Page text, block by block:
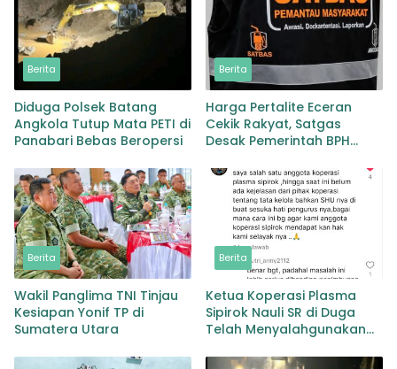
Berita
Diduga Polsek Batang
Angkola Tutup Mata PETI di
Panabari Bebas Beropersi
Berita
Harga Pertalite Eceran
Cekik Rakyat, Satgas
Desak Pemerintah BPH
Berita
Wakil Panglima TNI Tinjau
Kesiapan Yonif TP di
Sumatera Utara
Berita
Ketua Koperasi Plasma
Sipirok Nauli SR di Duga
Telah Menyalahgunakan